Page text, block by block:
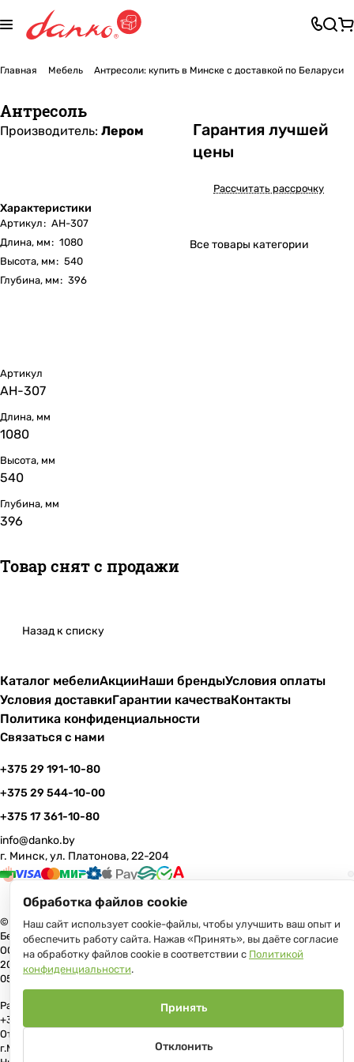
Главная Мебель Антресоли: купить в Минске с доставкой по Беларуси
Антресоль
Производитель: Лером
Характеристики
Артикул: АН-307
Длина, мм: 1080
Высота, мм: 540
Глубина, мм: 396
Гарантия лучшей
цены
Рассчитать рассрочку
Все товары категории
Артикул
АН-307
Длина, мм
1080
Высота, мм
540
Глубина, мм
396
Товар снят с продажи
Назад к списку
Каталог мебелиАкцииНаши брендыУсловия оплаты
Условия доставкиГарантии качестваКонтакты
Политика конфиденциальности
Связаться с нами
+375 29 191-10-80
+375 29 544-10-00
+375 17 361-10-80
info@danko.by
г. Минск, ул. Платонова, 22-204
© 2026 Данко Бай: качественная мебель с оперативной доставкой по
Беларуси
ООО «Гранд Парк», юр.адрес: 220005, Минск, ул. Платонова, 22, пом.
204 В торговом реестре с 17 июля 2013 г. Регистрация №191081534,
05.11.2008, Мингорисполком.
Рассмотрение обращений потребителей, телефон +375 (17) 361-10-80,
+375 (29) 191-10-80, +375 (29) 544-10-00, e-mail: info@danko.by
Отдел торговли и услуг Администрации Первомайского района
г.Минска: тел. +375(17)215-14-65, Начальник отдела: Жакович Юлия
Обработка файлов cookie
Наш сайт использует cookie-файлы, чтобы улучшить ваш опыт и
обеспечить работу сайта. Нажав «Принять», вы даёте согласие
на обработку файлов cookie в соответствии с Политикой
конфиденциальности.
Отклонить
Принять